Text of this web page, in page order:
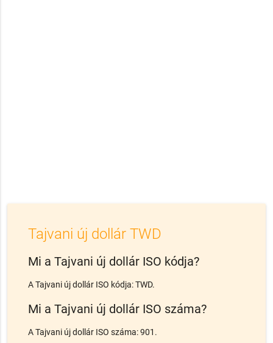
Tajvani új dollár TWD
Mi a Tajvani új dollár ISO kódja?
A Tajvani új dollár ISO kódja: TWD.
Mi a Tajvani új dollár ISO száma?
A Tajvani új dollár ISO száma: 901.